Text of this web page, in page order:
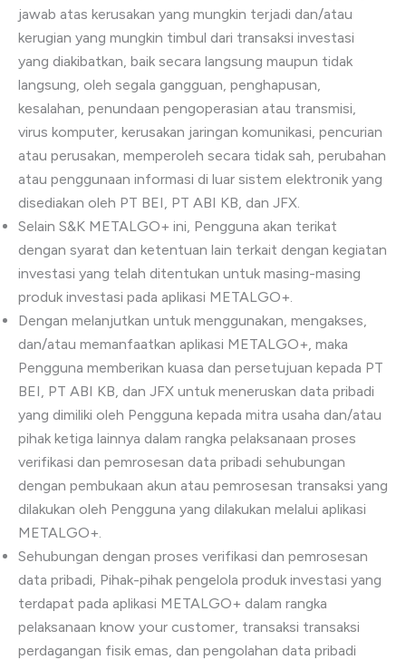
jawab atas kerusakan yang mungkin terjadi dan/atau
kerugian yang mungkin timbul dari transaksi investasi
yang diakibatkan, baik secara langsung maupun tidak
langsung, oleh segala gangguan, penghapusan,
kesalahan, penundaan pengoperasian atau transmisi,
virus komputer, kerusakan jaringan komunikasi, pencurian
atau perusakan, memperoleh secara tidak sah, perubahan
atau penggunaan informasi di luar sistem elektronik yang
disediakan oleh PT BEI, PT ABI KB, dan JFX.
Selain S&K METALGO+ ini, Pengguna akan terikat
dengan syarat dan ketentuan lain terkait dengan kegiatan
investasi yang telah ditentukan untuk masing-masing
produk investasi pada aplikasi METALGO+.
Dengan melanjutkan untuk menggunakan, mengakses,
dan/atau memanfaatkan aplikasi METALGO+, maka
Pengguna memberikan kuasa dan persetujuan kepada PT
BEI, PT ABI KB, dan JFX untuk meneruskan data pribadi
yang dimiliki oleh Pengguna kepada mitra usaha dan/atau
pihak ketiga lainnya dalam rangka pelaksanaan proses
verifikasi dan pemrosesan data pribadi sehubungan
dengan pembukaan akun atau pemrosesan transaksi yang
dilakukan oleh Pengguna yang dilakukan melalui aplikasi
METALGO+.
Sehubungan dengan proses verifikasi dan pemrosesan
data pribadi, Pihak-pihak pengelola produk investasi yang
terdapat pada aplikasi METALGO+ dalam rangka
pelaksanaan know your customer, transaksi transaksi
perdagangan fisik emas, dan pengolahan data pribadi